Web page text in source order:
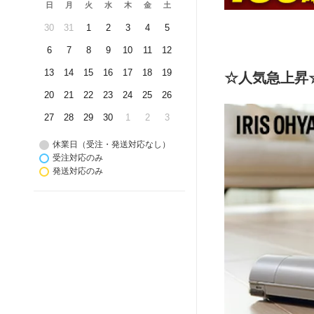
日 月 火 水 木 金 土
30 31 1 2 3 4 5
6 7 8 9 10 11 12
13 14 15 16 17 18 19
20 21 22 23 24 25 26
27 28 29 30 1 2 3
休業日（受注・発送対応なし）
受注対応のみ
発送対応のみ
☆人気急上